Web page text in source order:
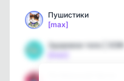
Пушистики
[max]
Здоровое тело | ЗОЖ